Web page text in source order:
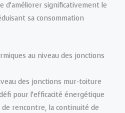
d’améliorer significativement le
sa consommation
au niveau des jonctions
des jonctions mur-toiture
pour l’efficacité énergétique
de rencontre, la continuité de